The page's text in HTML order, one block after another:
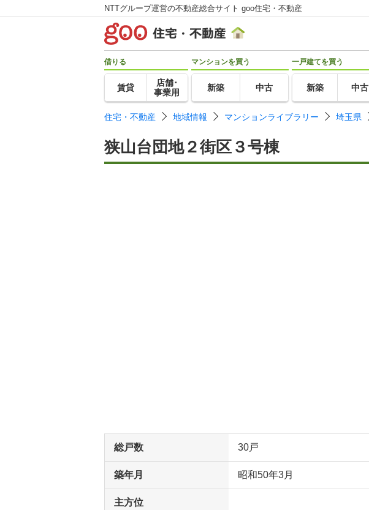
NTTグループ運営の不動産総合サイト goo住宅・不動産
借りる
賃貸
店舗･
事業用
マンションを買う
新築 中古
一戸建てを買う
新築 中古
住宅・不動産 地域情報 マンションライブラリー 埼玉県
狭山台団地２街区３号棟
総戸数 30戸
築年月 昭和50年3月
主方位